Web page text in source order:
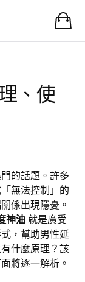
、使
的話題。許多
無法控制」的
係出現隱憂。
神油就是廣受
，幫助男性延
什麼原理？該
將逐一解析。